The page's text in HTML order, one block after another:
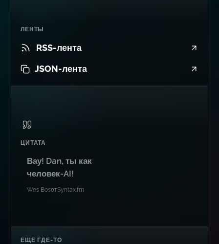
ЛЕНТЫ
RSS-лента
JSON-лента
ЦИТАТА
Вау! Dan, ты как
человек-AI!
Wes BosотSyntax.fm
ЕЩЕ ГДЕ-ТО